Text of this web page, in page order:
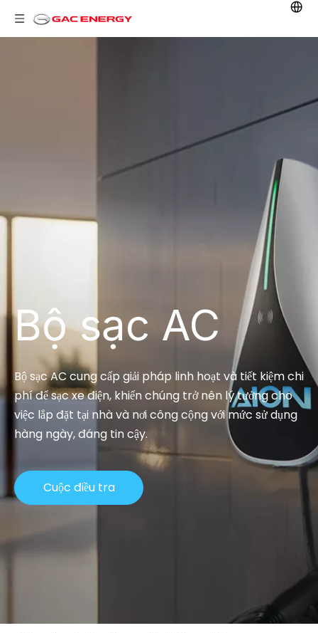
Bộ sạc AC
Bộ sạc AC cung cấp giải pháp linh hoạt và tiết kiệm chi
phí để sạc xe điện, khiến chúng trở nên lý tưởng cho
việc lắp đặt tại nhà và nơi công cộng với mức sử dụng
hàng ngày, đáng tin cậy.
Cuộc điều tra